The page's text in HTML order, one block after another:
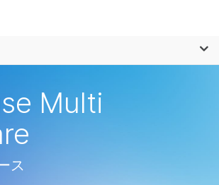
Multi
ス
分野を選択すると、関連性の
ツへのリンクが表示されます:
臨床オンコロジー
生殖医学